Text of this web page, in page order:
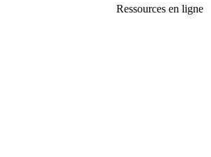
Ressources en ligne